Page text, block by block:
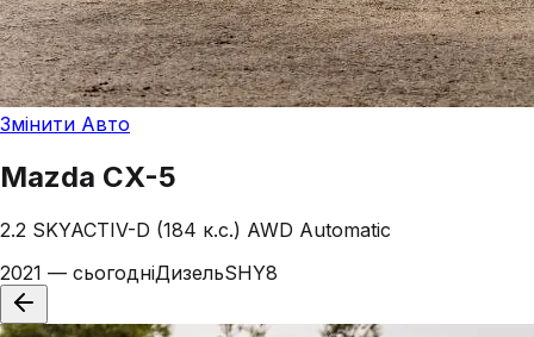
Змінити Авто
Mazda CX-5
2.2 SKYACTIV-D (184 к.с.) AWD Automatic
2021 — сьогодніДизельSHY8